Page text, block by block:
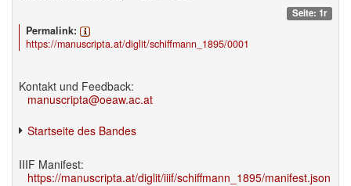
Seite: 1r
Permalink:
https://manuscripta.at/diglit/schiffmann_1895/0001
Kontakt und Feedback:
manuscripta@oeaw.ac.at
Startseite des Bandes
IIIF Manifest:
https://manuscripta.at/diglit/iiif/schiffmann_1895/manifest.json